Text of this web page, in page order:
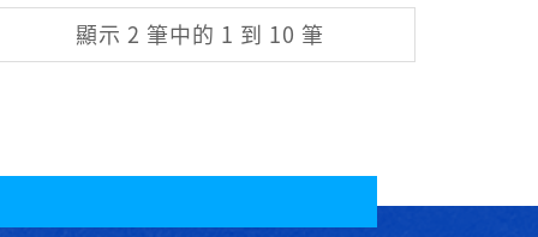
顯示 2 筆中的 1 到 10 筆